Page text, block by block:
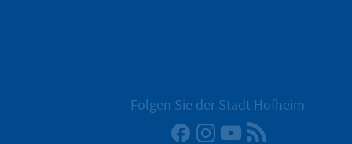
Folgen Sie der Stadt Hofheim
Facebook
Instagram
YouTube